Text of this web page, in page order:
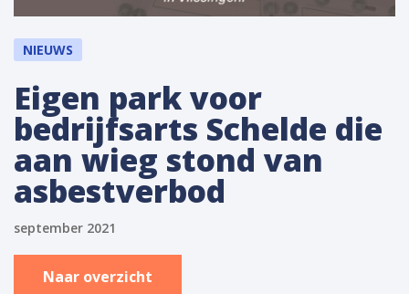
NIEUWS
Eigen park voor
bedrijfsarts Schelde die
aan wieg stond van
asbestverbod
september 2021
Naar overzicht